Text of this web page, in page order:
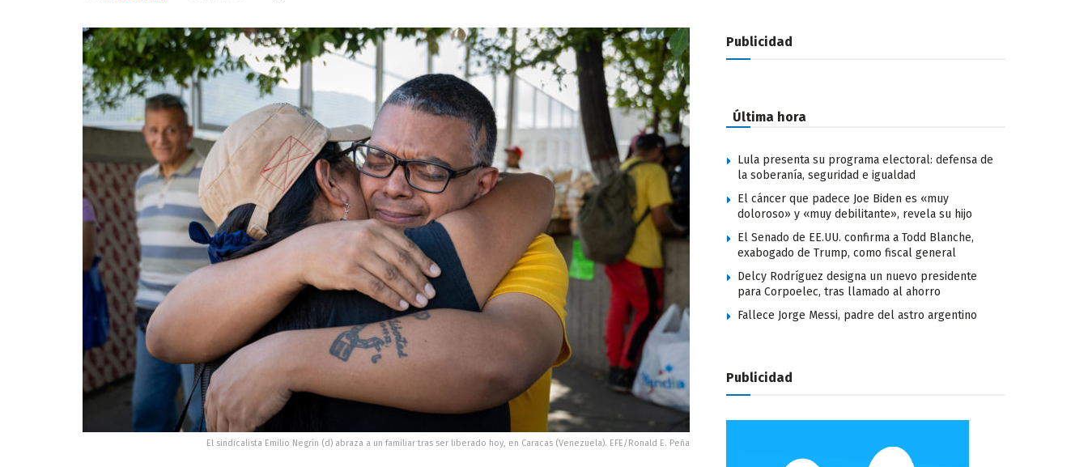
El sindicalista Emilio Negrín (d) abraza a un familiar tras ser liberado hoy, en Caracas (Venezuela). EFE/Ronald E. Peña
Publicidad
Última hora
Lula presenta su programa electoral: defensa de
la soberanía, seguridad e igualdad
El cáncer que padece Joe Biden es «muy
doloroso» y «muy debilitante», revela su hijo
El Senado de EE.UU. confirma a Todd Blanche,
exabogado de Trump, como fiscal general
Delcy Rodríguez designa un nuevo presidente
para Corpoelec, tras llamado al ahorro
Fallece Jorge Messi, padre del astro argentino
Publicidad